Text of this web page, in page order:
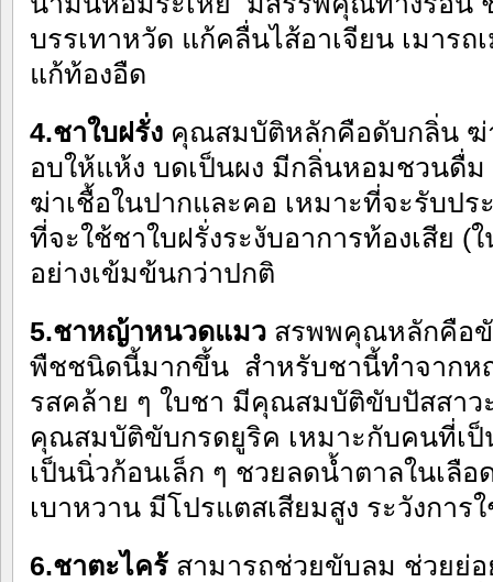
บรรเทาหวัด แก้คลื่นไส้อาเจียน เมารถ
แก้ท้องอืด
4.ชาใบฝรั่ง คุณสมบัติหลักคือดับกลิ่น ฆ่
อบให้แห้ง บดเป็นผง มีกลิ่นหอมชวนดื่
ฆ่าเชื้อในปากและคอ เหมาะที่จะรับป
ที่จะใช้ชาใบฝรั่งระงับอาการท้องเสีย (
อย่างเข้มข้นกว่าปกติ
5.ชาหญ้าหนวดแมว สรพพคุณหลักคือ
พืชชนิดนี้มากขึ้น สำหรับชานี้ทำจากห
รสคล้าย ๆ ใบชา มีคุณสมบัติขับปัสสาว
คุณสมบัติขับกรดยูริค เหมาะกับคนที่เ
เป็นนิ่วก้อนเล็ก ๆ ชวยลดน้ำตาลในเลื
เบาหวาน มีโปรแตสเสียมสูง ระวังกา
6.ชาตะไคร้ สามารถช่วยขับลม ช่วยย่